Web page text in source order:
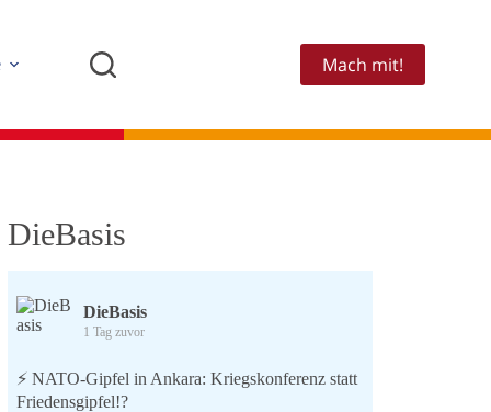
Mach mit!
DieBasis
DieBasis
1 Tag zuvor
⚡️ NATO-Gipfel in Ankara: Kriegskonferenz statt
Friedensgipfel!?